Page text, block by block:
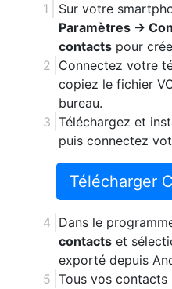
Sur votre
Paramètres →
contacts pour
Connectez votre
copiez le fichier
bureau.
Téléchargez et
puis connectez
Télécharger
Dans le
contacts et
exporté depuis
Tous vos